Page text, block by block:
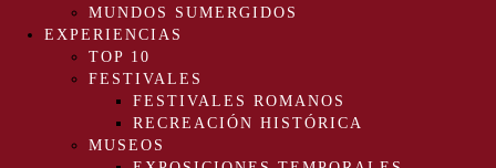
MUNDOS SUMERGIDOS
EXPERIENCIAS
TOP 10
FESTIVALES
FESTIVALES ROMANOS
RECREACIÓN HISTÓRICA
MUSEOS